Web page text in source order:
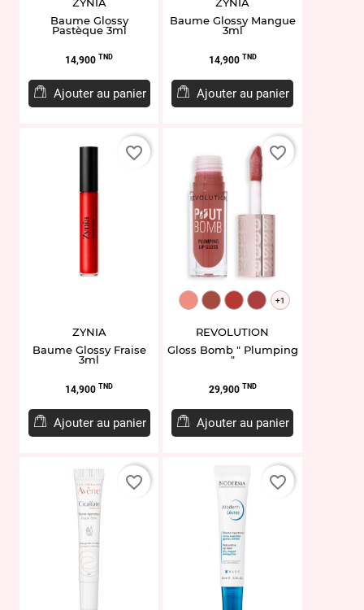
Baume Glossy
Pastèque 3ml
Prix
14,900 TND
Ajouter au panier
Baume Glossy Mangue
3ml
Prix
14,900 TND
Ajouter au panier
ZYNIA
Baume Glossy Fraise
3ml
Prix
14,900 TND
Ajouter au panier
favorite_border
MUR157650
MUR157674
MUR840866
MUR843621
+1
REVOLUTION
Gloss Bomb " Plumping
"
Prix
29,900 TND
Ajouter au panier
favorite_border
favorite_border favorite_border